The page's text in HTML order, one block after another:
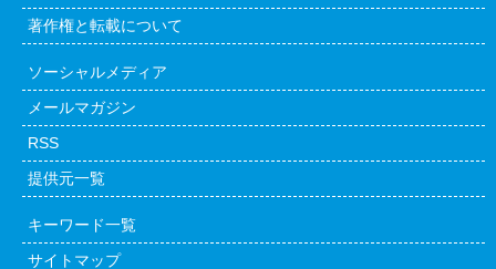
著作権と転載について
ソーシャルメディア
メールマガジン
RSS
提供元一覧
キーワード一覧
サイトマップ